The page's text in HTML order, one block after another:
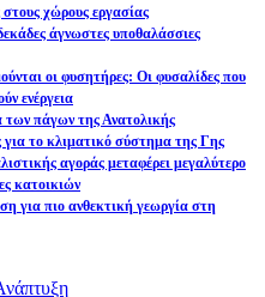
χώρους εργασίας
άγνωστες υποθαλάσσιες
οι φυσητήρες: Οι φυσαλίδες που
ενέργεια
των πάγων της Ανατολικής
το κλιματικό σύστημα της Γης
αγοράς μεταφέρει μεγαλύτερο
κατοικιών
για πιο ανθεκτική γεωργία στη